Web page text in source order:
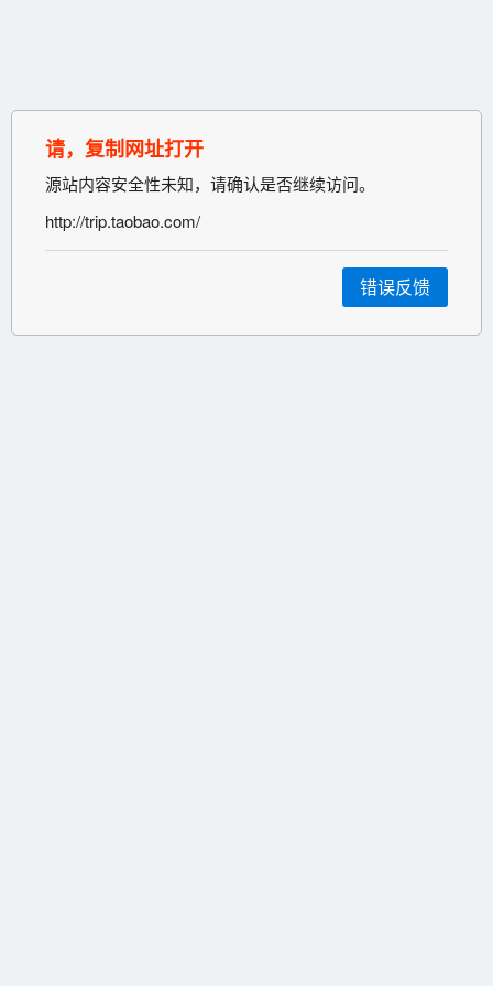
请，复制网址打开
源站内容安全性未知，请确认是否继续访问。
http://trip.taobao.com/
错误反馈